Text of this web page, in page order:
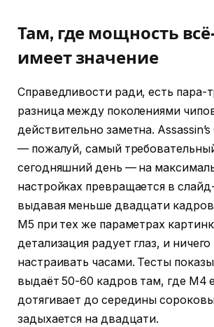
Там, где мощность
имеет значение
Справедливости ради, есть пара-
разница между поколениями
действительно заметна.
— пожалуй, самый
сегодняшний день — на
настройках превращается в
выдавая меньше двадцати
M5 при тех же параметрах
детализация радует глаз, и
настраивать часами. Тесты
выдаёт 50-60 кадров там, где M4
дотягивает до середины
задыхается на двадцати.